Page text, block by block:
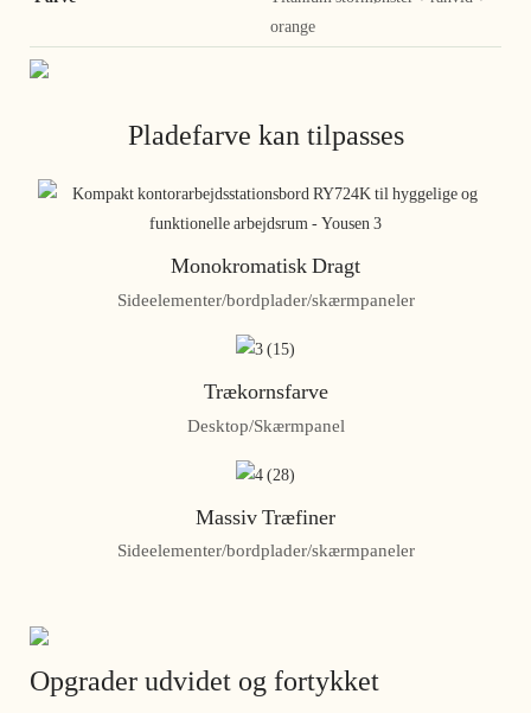
orange
Pladefarve kan tilpasses
Monokromatisk Dragt
Sideelementer/bordplader/skærmpaneler
Trækornsfarve
Desktop/Skærmpanel
Massiv Træfiner
Sideelementer/bordplader/skærmpaneler
Opgrader udvidet og fortykket